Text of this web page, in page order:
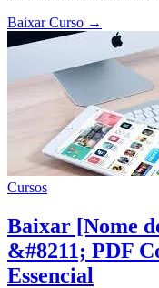
Baixar Curso →
Cursos
Baixar [Nome
&#8211; PDF
Essencial